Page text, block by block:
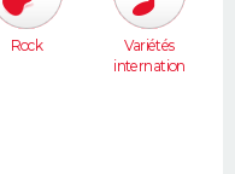
Rock
Variétés
internation